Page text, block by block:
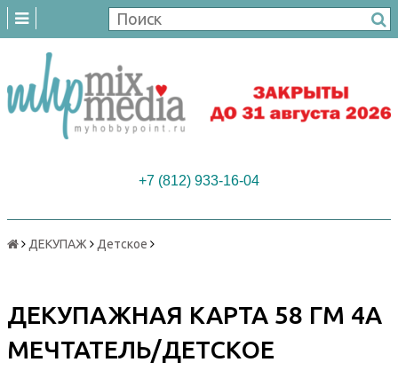
+7 (812) 933-16-04
ДЕКУПАЖ Детское
ДЕКУПАЖНАЯ КАРТА 58 ГМ 4А
МЕЧТАТЕЛЬ/ДЕТСКОЕ